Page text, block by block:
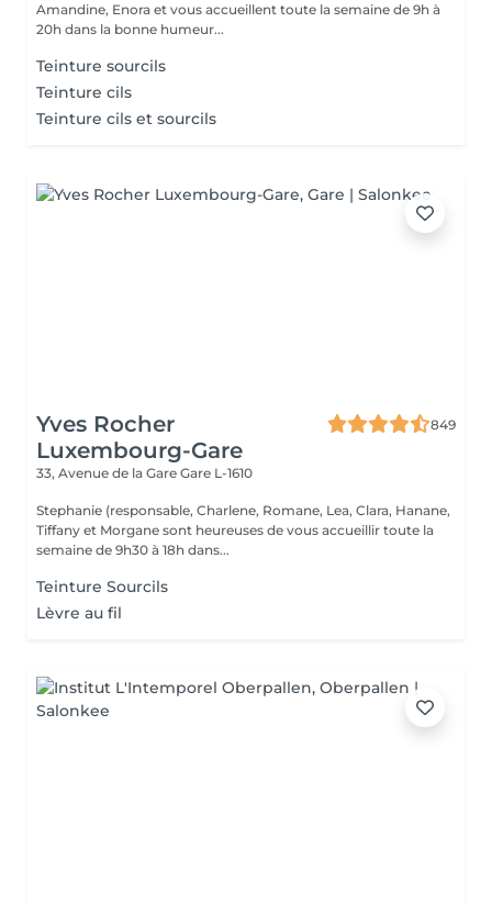
Amandine, Enora et vous accueillent toute la semaine de 9h à
20h dans la bonne humeur...
Teinture sourcils
Teinture cils
Teinture cils et sourcils
Yves Rocher
Luxembourg-Gare
849
33, Avenue de la Gare Gare L-1610
Stephanie (responsable, Charlene, Romane, Lea, Clara, Hanane,
Tiffany et Morgane sont heureuses de vous accueillir toute la
semaine de 9h30 à 18h dans...
Teinture Sourcils
Lèvre au fil